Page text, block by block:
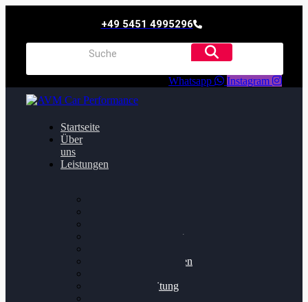
+49 5451 4995296
Whatsapp Instagram
Startseite
Über
uns
Leistungen
Getriebeoptimierung
Bremsscheiben planen
Felgenaufbereitung